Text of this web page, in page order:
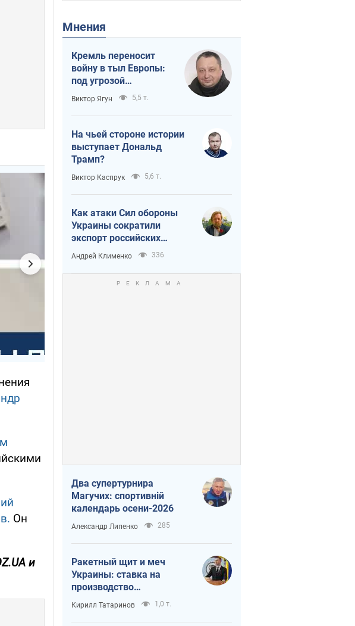
Он
и
Мнения
Кремль переносит
войну в тыл Европы:
под угрозой
критическая
логистика
Виктор Ягун 5,5 т.
На чьей стороне истории
выступает Дональд
Трамп?
Виктор Каспрук 5,6 т.
Как атаки Сил обороны
Украины сократили
экспорт российских
нефтепродуктов
Андрей Клименко 336
Два супертурнира
Магучих: спортивній
календарь осени-2026
Александр Липенко 285
Ракетный щит и меч
Украины: ставка на
производство
собственных ракет
Кирилл Татаринов 1,0 т.